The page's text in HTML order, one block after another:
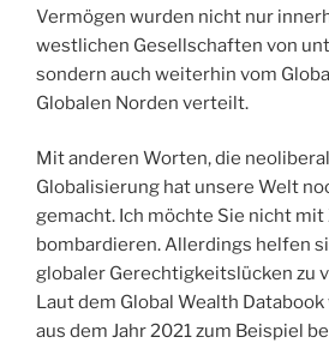
Vermögen wurden nicht nur
westlichen Gesellschaften von
sondern auch weiterhin vom
Globalen Norden verteilt.
Mit anderen Worten, die
Globalisierung hat unsere Welt
gemacht. Ich möchte Sie nicht mit
bombardieren. Allerdings helfen
globaler Gerechtigkeitslücken zu
Laut dem Global Wealth
aus dem Jahr 2021 zum Beispiel